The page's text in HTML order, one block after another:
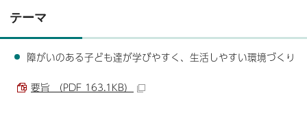
テーマ
障がいのある子ども達が学びやすく、生活しやすい環境づくり
要旨 （PDF 163.1KB）